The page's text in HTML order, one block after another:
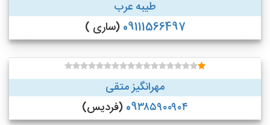
طیبه عرب
09111566497 (ساری )
مهرانگیز متقی
09۳۸۵۹۰۰۹۰۴ (فردیس)